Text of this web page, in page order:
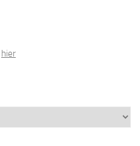
hier